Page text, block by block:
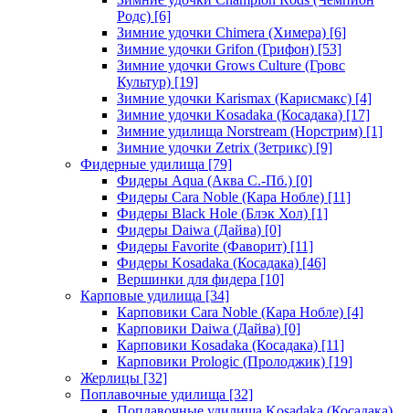
Родс) [6]
Зимние удочки Chimera (Химера) [6]
Зимние удочки Grifon (Грифон) [53]
Зимние удочки Grows Culture (Гровс
Культур) [19]
Зимние удочки Karismax (Карисмакс) [4]
Зимние удочки Kosadaka (Косадака) [17]
Зимние удилища Norstream (Норстрим) [1]
Зимние удочки Zetrix (Зетрикс) [9]
Фидерные удилища [79]
Фидеры Aqua (Аква С.-Пб.) [0]
Фидеры Cara Noble (Кара Нобле) [11]
Фидеры Black Hole (Блэк Хол) [1]
Фидеры Daiwa (Дайва) [0]
Фидеры Favorite (Фаворит) [11]
Фидеры Kosadaka (Косадака) [46]
Вершинки для фидера [10]
Карповые удилища [34]
Карповики Cara Noble (Кара Нобле) [4]
Карповики Daiwa (Дайва) [0]
Карповики Kosadaka (Косадака) [11]
Карповики Prologic (Пролоджик) [19]
Жерлицы [32]
Поплавочные удилища [32]